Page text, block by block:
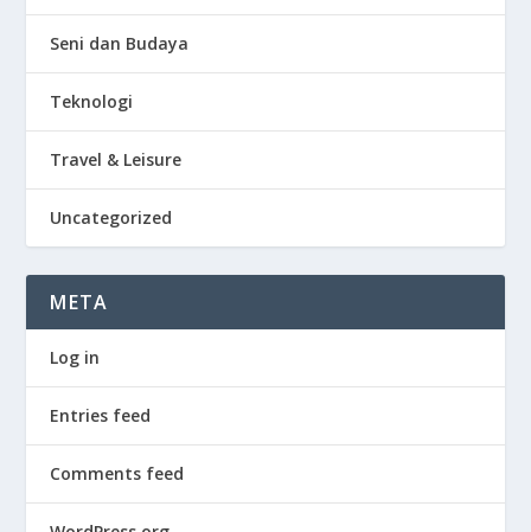
Seni dan Budaya
Teknologi
Travel & Leisure
Uncategorized
META
Log in
Entries feed
Comments feed